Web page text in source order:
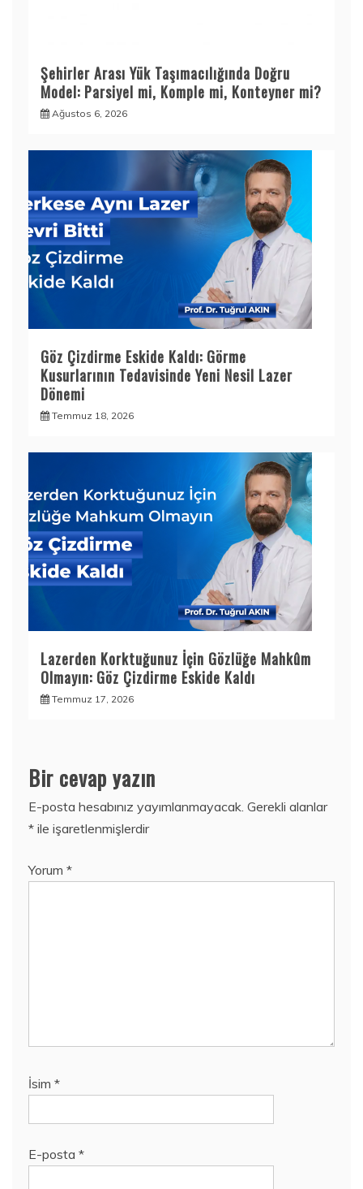
Şehirler Arası Yük Taşımacılığında Doğru
Model: Parsiyel mi, Komple mi, Konteyner mi?
Ağustos 6, 2026
Göz Çizdirme Eskide Kaldı: Görme
Kusurlarının Tedavisinde Yeni Nesil Lazer
Dönemi
Temmuz 18, 2026
Lazerden Korktuğunuz İçin Gözlüğe Mahkûm
Olmayın: Göz Çizdirme Eskide Kaldı
Temmuz 17, 2026
Bir cevap yazın
E-posta hesabınız yayımlanmayacak. Gerekli alanlar
* ile işaretlenmişlerdir
Yorum *
İsim *
E-posta *